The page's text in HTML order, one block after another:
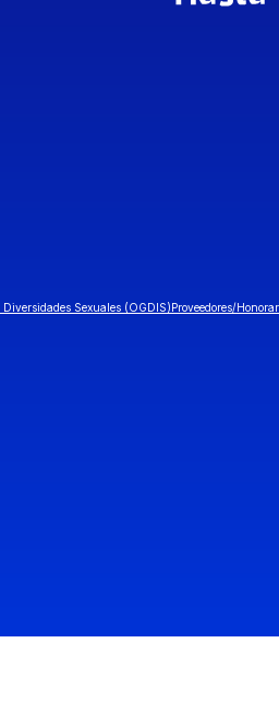
Diversidades Sexuales (OGDIS)Proveedores/